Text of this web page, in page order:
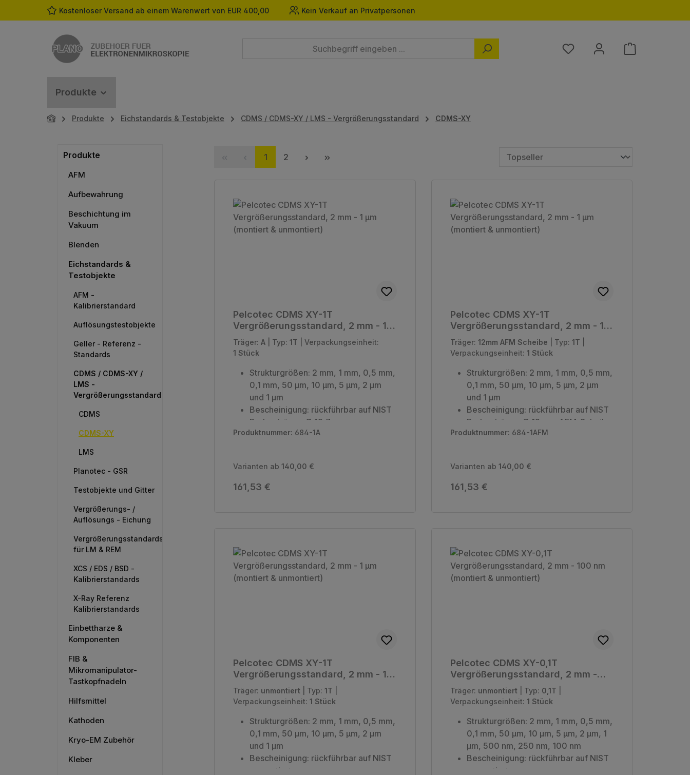
Hauptinhalt springen
Zur Suche springen
Zur Hauptnavigation springen
Kostenloser Versand ab einem Warenwert von EUR 400,00 Kein Verkauf an Privatpersonen
Du hast 0 Produkte auf dem
Produkte
Produkte Eichstandards & Testobjekte CDMS / CDMS-XY / LMS - Vergrößerungsstandard CDMS-XY
Produkte
AFM
Aufbewahrung
Beschichtung im
Vakuum
Blenden
Eichstandards &
Testobjekte
AFM -
Kalibrierstandard
Auflösungstestobjekte
Geller - Referenz -
Standards
CDMS / CDMS-XY /
LMS -
Vergrößerungsstandard
CDMS
CDMS-XY
LMS
Planotec - GSR
Testobjekte und Gitter
Vergrößerungs- /
Auflösungs - Eichung
Vergrößerungsstandards
für LM & REM
XCS / EDS / BSD -
Kalibrierstandards
X-Ray Referenz
Kalibrierstandards
Einbettharze &
Komponenten
FIB &
Mikromanipulator-
Tastkopfnadeln
Hilfsmittel
Kathoden
Kryo-EM Zubehör
Kleber
Seite
1 Seite
2
Pelcotec CDMS XY-1T
Vergrößerungsstandard, 2 mm - 1
µm (montiert & unmontiert)
Träger: A Typ: 1T
Verpackungseinheit:
1 Stück
Strukturgrößen: 2 mm, 1 mm, 0,5 mm,
0,1 mm, 50 µm, 10 µm, 5 µm, 2 µm
und 1 µm
Bescheinigung: rückführbar auf NIST
Probenträger: Ø 12,7
Stiftprobenträger (Stiftlänge 7,9 mm)
Produktnummer: 684-1A
Varianten ab 140,00 €
Regulärer Preis:
161,53 €
Pelcotec CDMS XY-1T
Vergrößerungsstandard, 2 mm - 1
µm (montiert & unmontiert)
Träger: 12mm AFM Scheibe Typ: 1T
Verpackungseinheit: 1 Stück
Strukturgrößen: 2 mm, 1 mm, 0,5 mm,
0,1 mm, 50 µm, 10 µm, 5 µm, 2 µm
und 1 µm
Bescheinigung: rückführbar auf NIST
Probenträger: Ø 12 mm AFM-Scheibe
Verpackungseinheit: 1 Stück
Produktnummer: 684-1AFM
Varianten ab 140,00 €
Regulärer Preis:
161,53 €
Pelcotec CDMS XY-1T
Vergrößerungsstandard, 2 mm - 1
µm (montiert & unmontiert)
Träger: unmontiert Typ: 1T
Verpackungseinheit: 1 Stück
Strukturgrößen: 2 mm, 1 mm, 0,5 mm,
0,1 mm, 50 µm, 10 µm, 5 µm, 2 µm
und 1 µm
Bescheinigung: rückführbar auf NIST
unmontiert
Pelcotec CDMS XY-0,1T
Vergrößerungsstandard, 2 mm -
100 nm (montiert & unmontiert)
Träger: unmontiert Typ: 0,1T
Verpackungseinheit: 1 Stück
Strukturgrößen: 2 mm, 1 mm, 0,5 mm,
0,1 mm, 50 µm, 10 µm, 5 µm, 2 µm, 1
µm, 500 nm, 250 nm, 100 nm
Bescheinigung: rückführbar auf NIST
unmontiert